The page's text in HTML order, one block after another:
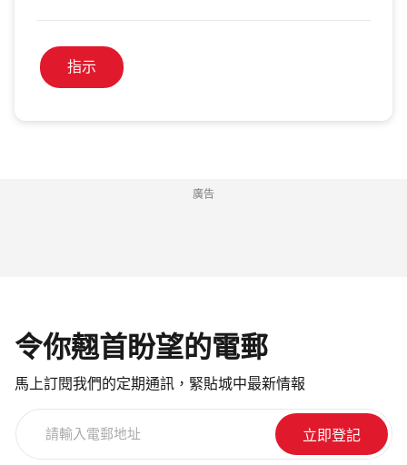
指示
廣告
令你翹首盼望的電郵
馬上訂閱我們的定期通訊，緊貼城中最新情報